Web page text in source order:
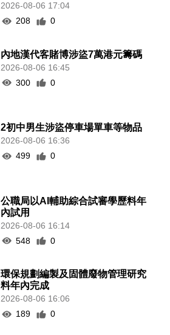
2026-08-06 17:04
208
0
內地漢代客賭博涉盜7萬港元籌碼
2026-08-06 16:45
300
0
2初中男生涉盜停車場單車等物品
2026-08-06 16:36
499
0
公職局以AI輔助綜合試審學歷料年
內試用
2026-08-06 16:14
548
0
環保規劃編製及固體廢物管理研究
料年內完成
2026-08-06 16:06
189
0